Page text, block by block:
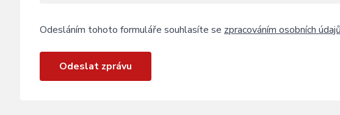
Odesláním tohoto formuláře souhlasíte se zpracováním osobních
Odeslat zprávu